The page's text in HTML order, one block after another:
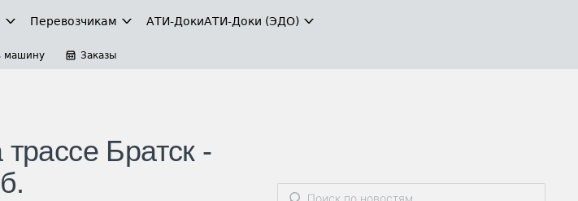
Перевозчикам АТИ-ДокиАТИ-Доки (ЭДО)
машину Заказы
Братск -